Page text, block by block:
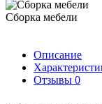
Сборка мебели
Описание
Отзывы 0